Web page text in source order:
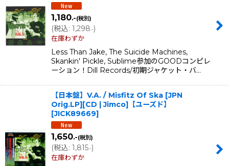
1,180.-(税別)
(税込: 1,298.-)
在庫わずか
Less Than Jake, The Suicide Machines,
Skankin' Pickle, Sublime参加のGOODコンピレ
ーション！Dill Records/初期ジャケット・バ…
【日本盤】V.A. / Misfitz Of Ska [JPN
Orig.LP][CD | Jimco]【ユーズド】
[JICK89669]
1,650.-(税別)
(税込: 1,815.-)
在庫わずか